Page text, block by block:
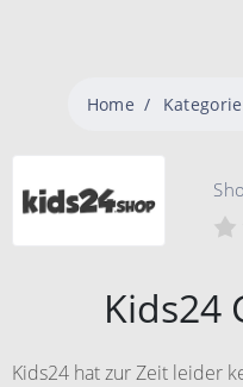
Home
Kids24
Kids24 hat zur Zeit leider